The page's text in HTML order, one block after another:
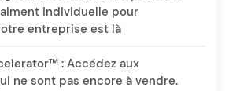
individuelle pour
entreprise est là
: Accédez aux
ne sont pas encore à vendre.